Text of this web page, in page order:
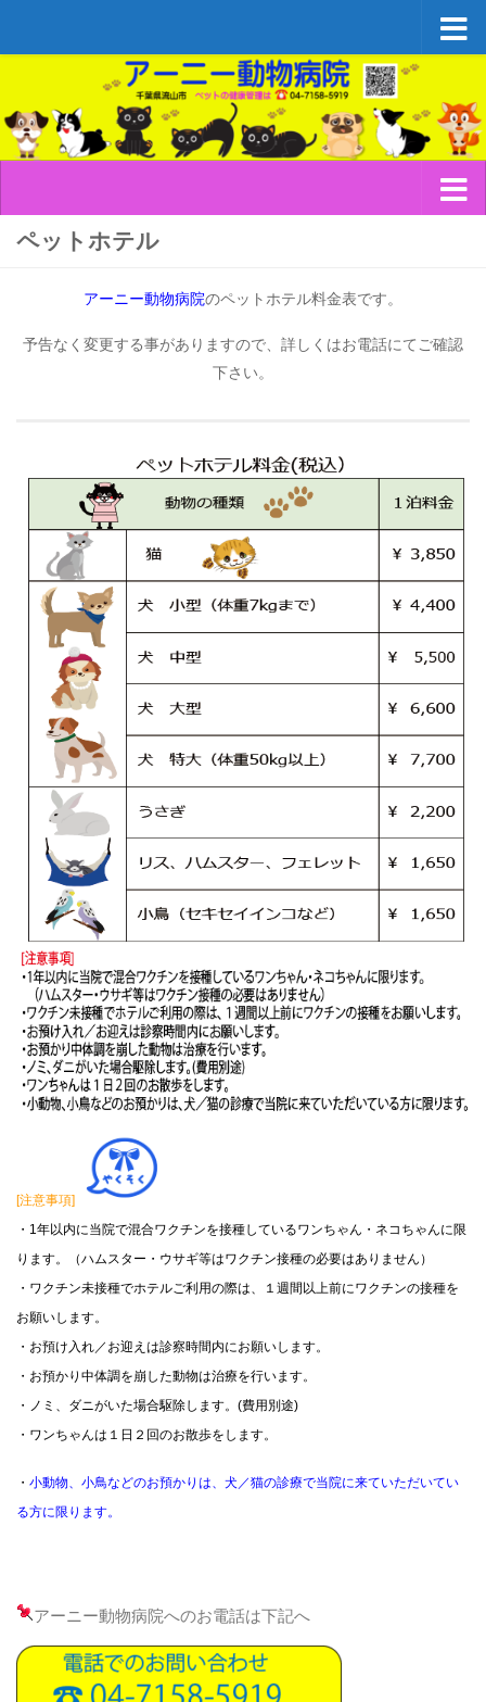
ペットホテル
アーニー動物病院のペットホテル料金表です。
予告なく変更する事がありますので、詳しくはお電話にてご確認
下さい。
[注意事項]
・1年以内に当院で混合ワクチンを接種しているワンちゃん・ネコちゃんに限
ります。（ハムスター・ウサギ等はワクチン接種の必要はありません）
・ワクチン未接種でホテルご利用の際は、１週間以上前にワクチンの接種を
お願いします。
・お預け入れ／お迎えは診察時間内にお願いします。
・お預かり中体調を崩した動物は治療を行います。
・ノミ、ダニがいた場合駆除します。(費用別途)
・ワンちゃんは１日２回のお散歩をします。
・ 小動物、小鳥などのお預かりは、犬／猫の診療で当院に来ていただいてい
る方に限ります。
アーニー動物病院へのお電話は下記へ